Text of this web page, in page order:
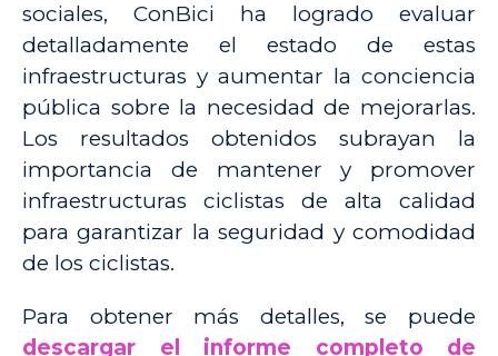
sociales, ConBici ha logrado evaluar
detalladamente el estado de estas
infraestructuras y aumentar la conciencia
pública sobre la necesidad de mejorarlas.
Los resultados obtenidos subrayan la
importancia de mantener y promover
infraestructuras ciclistas de alta calidad
para garantizar la seguridad y comodidad
de los ciclistas.
Para obtener más detalles, se puede
descargar el informe completo de